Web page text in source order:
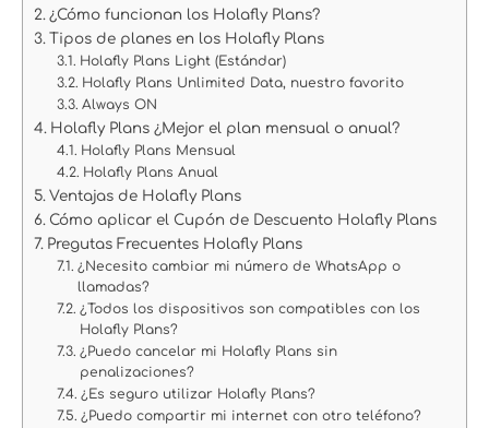
¿Cómo funcionan los Holafly Plans?
Tipos de planes en los Holafly Plans
Holafly Plans Light (Estándar)
Holafly Plans Unlimited Data, nuestro favorito
Always ON
Holafly Plans ¿Mejor el plan mensual o anual?
Holafly Plans Mensual
Holafly Plans Anual
Ventajas de Holafly Plans
Cómo aplicar el Cupón de Descuento Holafly Plans
Pregutas Frecuentes Holafly Plans
¿Necesito cambiar mi número de WhatsApp o
llamadas?
¿Todos los dispositivos son compatibles con los
Holafly Plans?
¿Puedo cancelar mi Holafly Plans sin
penalizaciones?
¿Es seguro utilizar Holafly Plans?
¿Puedo compartir mi internet con otro teléfono?